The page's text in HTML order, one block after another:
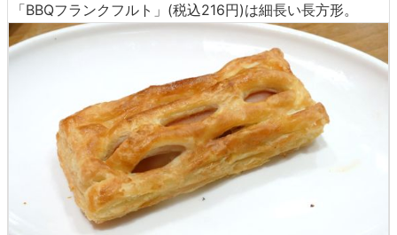
「BBQフランクフルト」(税込216円)は細長い長方形。